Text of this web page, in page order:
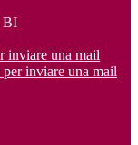
BI
inviare una mail
inviare una mail